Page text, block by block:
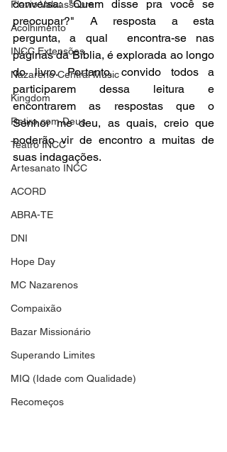
Flavio Valvassoura
Acolhimento
INCC Extensões
Nazareno Central Music
Kingdom
Retiro com Deus
Teatro INCC
Artesanato INCC
ACORD
ABRA-TE
DNI
Hope Day
MC Nazarenos
Compaixão
Bazar Missionário
Superando Limites
MIQ (Idade com Qualidade)
Recomeços
conversa: "Quem disse pra você se
preocupar?" A resposta a esta
pergunta, a qual  encontra-se nas
páginas da Bíblia, é explorada ao longo
do livro. Portanto, convido todos a
participarem dessa leitura e
encontrarem as respostas que o
Senhor me deu, as quais, creio que
poderão vir de encontro a muitas de
suas indagações.